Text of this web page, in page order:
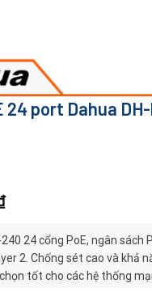
24 port Dahua
24 cổng PoE, ngân sách
2. Chống sét cao và khả
tốt cho các hệ thống